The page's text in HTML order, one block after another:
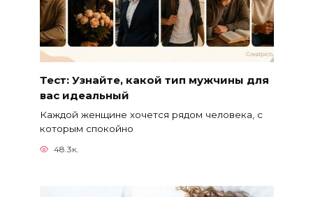
Тест: Узнайте, какой тип мужчины для
вас идеальный
Каждой женщине хочется рядом человека, с
которым спокойно
48.3к.